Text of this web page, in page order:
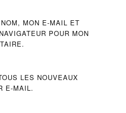
MON E-MAIL ET
POUR MON
LES NOUVEAUX
E-MAIL.